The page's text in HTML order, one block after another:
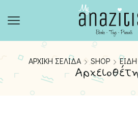
ΑΡΧΙΚΉ ΣΕΛΊΔΑ SHOP